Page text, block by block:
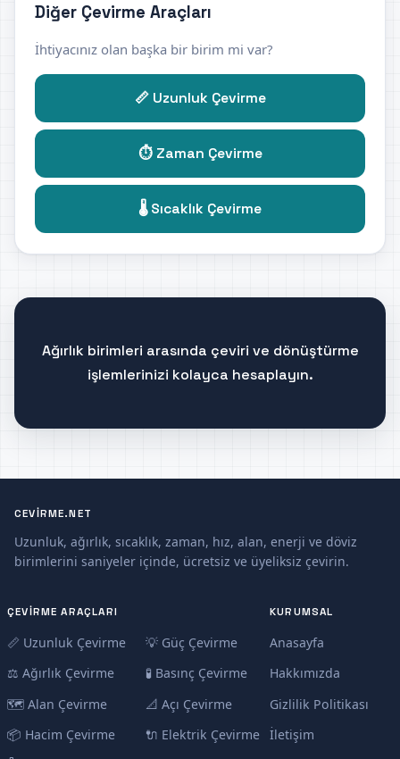
Diğer Çevirme Araçları
İhtiyacınız olan başka bir birim mi var?
📏 Uzunluk Çevirme
⏱️ Zaman Çevirme
🌡️ Sıcaklık Çevirme
Ağırlık birimleri arasında çeviri ve dönüştürme
işlemlerinizi kolayca hesaplayın.
CEVIRME.NET
Uzunluk, ağırlık, sıcaklık, zaman, hız, alan, enerji ve döviz
birimlerini saniyeler içinde, ücretsiz ve üyeliksiz çevirin.
ÇEVIRME ARAÇLARI
📏 Uzunluk Çevirme
⚖️ Ağırlık Çevirme
🗺️ Alan Çevirme
📦 Hacim Çevirme
💡 Güç Çevirme
🧪 Basınç Çevirme
📐 Açı Çevirme
🔌 Elektrik Çevirme
KURUMSAL
Anasayfa
Hakkımızda
Gizlilik Politikası
İletişim